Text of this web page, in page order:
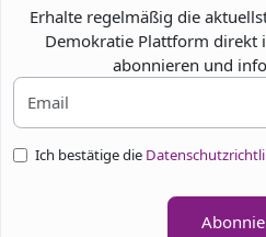
Erhalte regelmäßig die
Demokratie Plattform direkt
abonnieren und
Ich bestätige die